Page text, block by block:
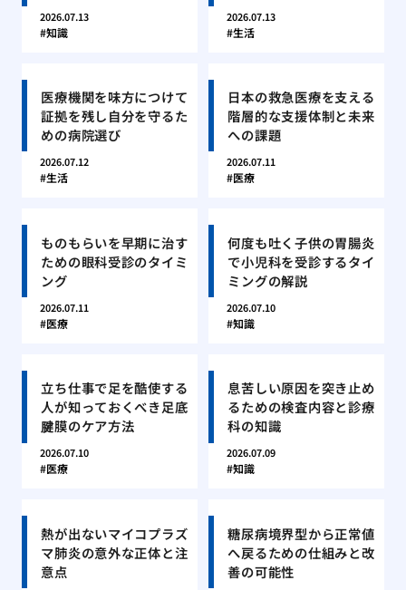
2026.07.13
知識
2026.07.13
生活
医療機関を味方につけて
証拠を残し自分を守るた
めの病院選び
2026.07.12
生活
日本の救急医療を支える
階層的な支援体制と未来
への課題
2026.07.11
医療
ものもらいを早期に治す
ための眼科受診のタイミ
ング
2026.07.11
医療
何度も吐く子供の胃腸炎
で小児科を受診するタイ
ミングの解説
2026.07.10
知識
立ち仕事で足を酷使する
人が知っておくべき足底
腱膜のケア方法
2026.07.10
医療
息苦しい原因を突き止め
るための検査内容と診療
科の知識
2026.07.09
知識
熱が出ないマイコプラズ
マ肺炎の意外な正体と注
意点
糖尿病境界型から正常値
へ戻るための仕組みと改
善の可能性